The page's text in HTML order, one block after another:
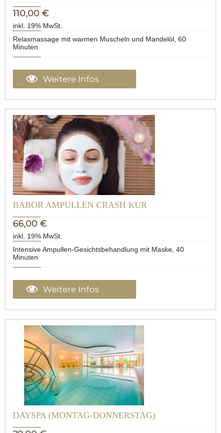
110,00 €
inkl. 19% MwSt.
Relaxmassage mit warmen Muscheln und Mandelöl, 60
Minuten
Weitere Infos
BABOR AMPULLEN CRASH KUR
66,00 €
inkl. 19% MwSt.
Intensive Ampullen-Gesichtsbehandlung mit Maske, 40
Minuten
Weitere Infos
DAYSPA (MONTAG-DONNERSTAG)